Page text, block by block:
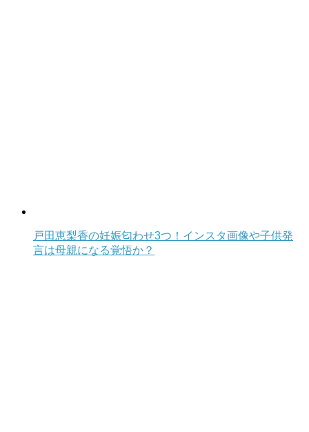
戸田恵梨香の妊娠匂わせ3つ！インスタ画像や子供発
言は母親になる覚悟か？